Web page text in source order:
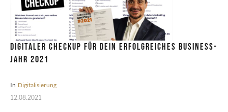
Digitaler CheckUp für dein erfolgreiches Business-
Jahr 2021
In Digitalisierung
12.08.2021